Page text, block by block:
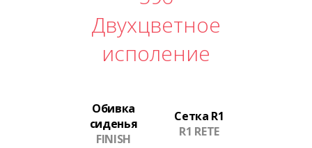
Двухцветное
исполение
Обивка
сиденья
FINISH
Сетка R1
R1 RETE